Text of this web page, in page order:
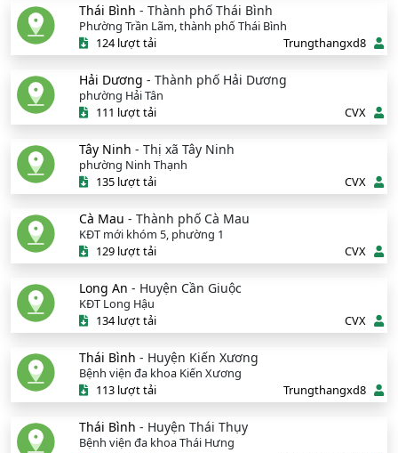
Thái Bình - Thành phố Thái Bình
Phường Trần Lãm, thành phố Thái Bình
124 lượt tải
Trungthangxd8
Hải Dương - Thành phố Hải Dương
phường Hải Tân
111 lượt tải
CVX
Tây Ninh - Thị xã Tây Ninh
phường Ninh Thạnh
135 lượt tải
CVX
Cà Mau - Thành phố Cà Mau
KĐT mới khóm 5, phường 1
129 lượt tải
CVX
Long An - Huyện Cần Giuộc
KĐT Long Hậu
134 lượt tải
CVX
Thái Bình - Huyện Kiến Xương
Bệnh viện đa khoa Kiến Xương
113 lượt tải
Trungthangxd8
Thái Bình - Huyện Thái Thụy
Bệnh viện đa khoa Thái Hưng